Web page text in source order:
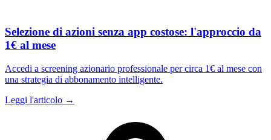
Selezione di azioni senza app costose: l'approccio da
1€ al mese
Accedi a screening azionario professionale per circa 1€ al mese con
una strategia di abbonamento intelligente.
Leggi l'articolo →